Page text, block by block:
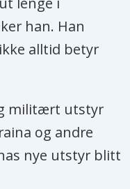
han. Han
alltid betyr
militært utstyr
og andre
nye utstyr blitt